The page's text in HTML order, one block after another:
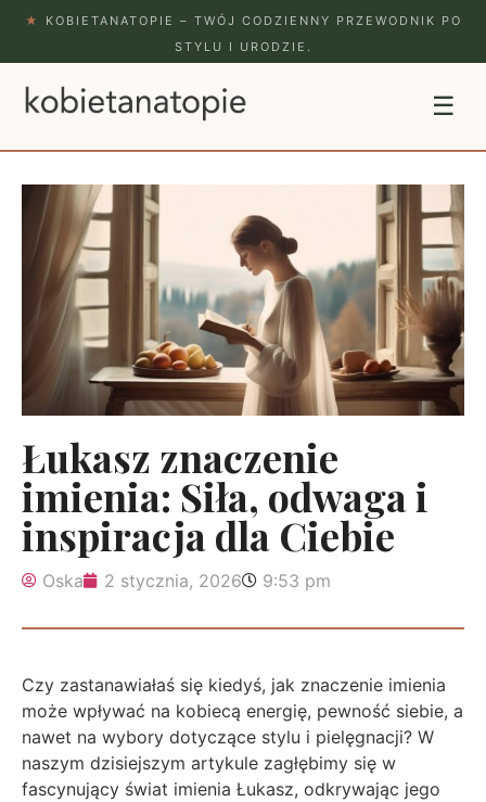
★
KOBIETANATOPIE – TWÓJ CODZIENNY PRZEWODNIK PO
STYLU I URODZIE.
☰
Łukasz znaczenie
imienia: Siła, odwaga i
inspiracja dla Ciebie
Oska 2 stycznia, 2026 9:53 pm
Czy zastanawiałaś się kiedyś, jak znaczenie imienia
może wpływać na kobiecą energię, pewność siebie, a
nawet na wybory dotyczące stylu i pielęgnacji? W
naszym dzisiejszym artykule zagłębimy się w
fascynujący świat imienia Łukasz, odkrywając jego